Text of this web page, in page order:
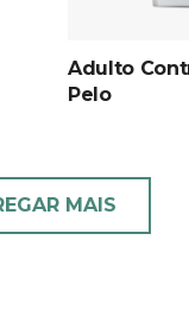
Adulto
Pelo
MAIS